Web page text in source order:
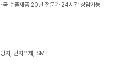
국 수출제품 20년 전문가 24시간 상담가능
지, 먼지억제, SMT